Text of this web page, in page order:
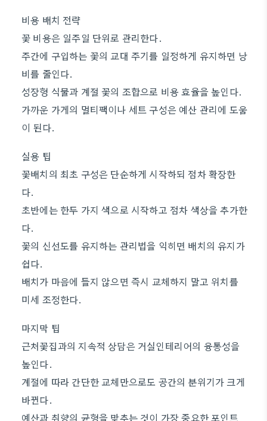
비용 배치 전략
꽃 비용은 일주일 단위로 관리한다.
주간에 구입하는 꽃의 교대 주기를 일정하게 유지하면 낭
비를 줄인다.
성장형 식물과 계절 꽃의 조합으로 비용 효율을 높인다.
가까운 가게의 멀티팩이나 세트 구성은 예산 관리에 도움
이 된다.
실용 팁
꽃배치의 최초 구성은 단순하게 시작하되 점차 확장한
다.
초반에는 한두 가지 색으로 시작하고 점차 색상을 추가한
다.
꽃의 신선도를 유지하는 관리법을 익히면 배치의 유지가
쉽다.
배치가 마음에 들지 않으면 즉시 교체하지 말고 위치를
미세 조정한다.
마지막 팁
근처꽃집과의 지속적 상담은 거실인테리어의 융통성을
높인다.
계절에 따라 간단한 교체만으로도 공간의 분위기가 크게
바뀐다.
예산과 취향의 균형을 맞추는 것이 가장 중요한 포인트